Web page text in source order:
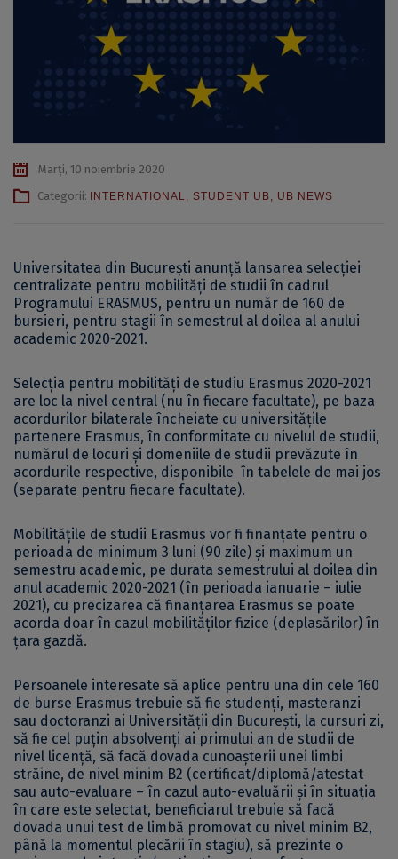
Marți, 10 noiembrie 2020
Categorii:
INTERNATIONAL, STUDENT UB, UB NEWS
Universitatea din București anunță lansarea selecției
centralizate pentru mobilități de studii în cadrul
Programului ERASMUS, pentru un număr de 160 de
bursieri, pentru stagii în semestrul al doilea al anului
academic 2020-2021.
Selecția pentru mobilități de studiu Erasmus 2020-2021
are loc la nivel central (nu în fiecare facultate), pe baza
acordurilor bilaterale încheiate cu universitățile
partenere Erasmus, în conformitate cu nivelul de studii,
numărul de locuri și domeniile de studii prevăzute în
acordurile respective, disponibile în tabelele de mai jos
(separate pentru fiecare facultate).
Mobilitățile de studii Erasmus vor fi finanțate pentru o
perioada de minimum 3 luni (90 zile) și maximum un
semestru academic, pe durata semestrului al doilea din
anul academic 2020-2021 (în perioada ianuarie – iulie
2021), cu precizarea că finanțarea Erasmus se poate
acorda doar în cazul mobilităților fizice (deplasărilor) în
țara gazdă.
Persoanele interesate să aplice pentru una din cele 160
de burse Erasmus trebuie să fie studenți, masteranzi
sau doctoranzi ai Universităţii din Bucureşti, la cursuri zi,
să fie cel puțin absolvenți ai primului an de studii de
nivel licență, să facă dovada cunoaşterii unei limbi
străine, de nivel minim B2 (certificat/diplomă/atestat
sau auto-evaluare – în cazul auto-evaluării și în situația
în care este selectat, beneficiarul trebuie să facă
dovada unui test de limbă promovat cu nivel minim B2,
până la momentul plecării în stagiu), să prezinte o